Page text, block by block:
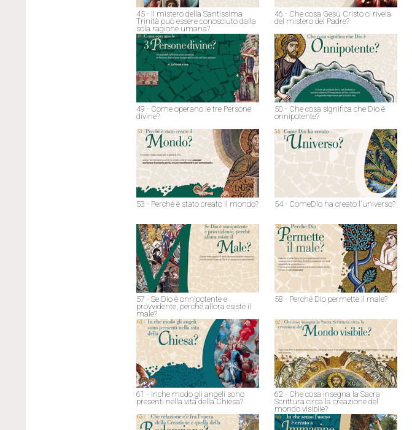
45 - Il mistero della Santissima
Trinità può essere conosciuto dalla
sola ragione umana?
46 - Che cosa Gesù Cristo ci rivela
del mistero del Padre?
49 - Come operano le tre Persone
divine?
50 - Che cosa significa che Dio è
onnipotente?
53 - Perché è stato creato il mondo? 54 - ComeDio ha creato l'universo?
57 - Se Dio è onnipotente e
provvidente, perché allora esiste il
male?
58 - Perché Dio permette il male?
61 - Inche modo gli angeli sono
presenti nella vita della Chiesa?
62 - Che cosa insegna la Sacra
Scrittura circa la creazione del
mondo visibile?